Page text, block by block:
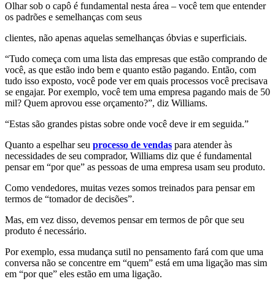
Olhar sob o capô é fundamental nesta área – você tem que entender
os padrões e semelhanças com seus
clientes, não apenas aquelas semelhanças óbvias e superficiais.
“Tudo começa com uma lista das empresas que estão comprando de
você, as que estão indo bem e quanto estão pagando. Então, com
tudo isso exposto, você pode ver em quais processos você precisava
se engajar. Por exemplo, você tem uma empresa pagando mais de 50
mil? Quem aprovou esse orçamento?”, diz Williams.
“Estas são grandes pistas sobre onde você deve ir em seguida.”
Quanto a espelhar seu processo de vendas para atender às
necessidades de seu comprador, Williams diz que é fundamental
pensar em “por que” as pessoas de uma empresa usam seu produto.
Como vendedores, muitas vezes somos treinados para pensar em
termos de “tomador de decisões”.
Mas, em vez disso, devemos pensar em termos de pôr que seu
produto é necessário.
Por exemplo, essa mudança sutil no pensamento fará com que uma
conversa não se concentre em “quem” está em uma ligação mas sim
em “por que” eles estão em uma ligação.